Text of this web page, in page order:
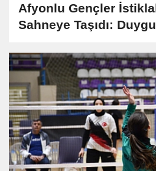
Afyonlu Gençler
Sahneye Taşıdı: